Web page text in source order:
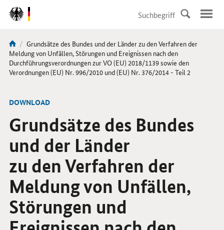
DirektZu:
Navigation
Sie
sind
hier:
Aktuelle
Seite:
Grundsätze des Bundes und der Länder zu den Verfahren der
Meldung von Unfällen, Störungen und Ereignissen nach den
Durchführungs­verordnungen zur VO (EU) 2018/1139 sowie den
Verordnungen (EU) Nr. 996/2010 und (EU) Nr. 376/2014 - Teil 2
DOWNLOAD
Grundsätze des Bundes
und der Länder
zu den Verfahren der
Meldung von Unfällen,
Störungen und